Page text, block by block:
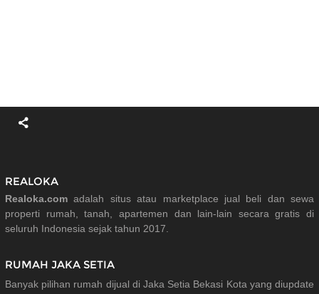
REALOKA
Realoka.com adalah situs atau marketplace jual beli dan sewa
properti rumah, tanah, apartemen dan lain-lain secara gratis di
seluruh Indonesia sejak tahun 2017.
RUMAH JAKA SETIA
Banyak pilihan rumah dijual di Jaka Setia Bekasi Kota yang diupdate